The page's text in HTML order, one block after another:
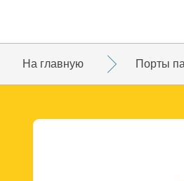
На главную Порты